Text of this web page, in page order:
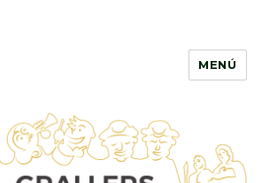
Gegants i Nans de
de Francolí
MENÚ